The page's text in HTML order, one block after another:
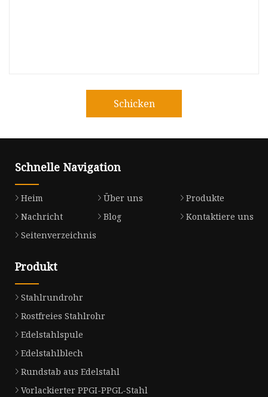
Schicken
Schnelle Navigation
Heim Über uns
Produkte
Nachricht
Blog
Kontaktiere uns
Seitenverzeichnis
Produkt
Stahlrundrohr
Rostfreies Stahlrohr
Edelstahlspule
Edelstahlblech
Rundstab aus Edelstahl
Vorlackierter PPGI-PPGL-Stahl